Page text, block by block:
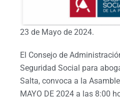
23 de Mayo de 2024.
El Consejo de
Seguridad Social para
Salta, convoca a la
MAYO DE 2024 a las 8:00